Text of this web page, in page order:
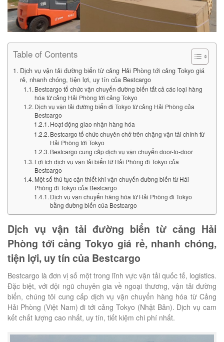
Table of Contents
Dịch vụ vận tải đường biển từ cảng Hải Phòng tới cảng Tokyo giá
rẻ, nhanh chóng, tiện lợi, uy tín của Bestcargo
Bestcargo tổ chức vận chuyển đường biển tất cả các loại hàng
hóa từ cảng Hải Phòng tới cảng Tokyo
Dịch vụ vận tải đường biển đi Tokyo từ cảng Hải Phòng của
Bestcargo
Hoạt động giao nhận hàng hóa
Bestcargo tổ chức chuyên chở trên chặng vận tải chính từ
Hải Phòng tới Tokyo
Bestcargo cung cấp dịch vụ vận chuyển door-to-door
Lợi ích dịch vụ vận tải biển từ Hải Phòng đi Tokyo của
Bestcargo
Một số thủ tục cận thiết khi vận chuyển đường biển từ Hải
Phòng đi Tokyo của Bestcargo
Dịch vụ vận chuyển hàng hóa từ Hải Phòng đi Tokyo
bằng đường biển của Bestcargo
Dịch vụ vận tải đường biển từ cảng Hải
Phòng tới cảng Tokyo giá rẻ, nhanh chóng,
tiện lợi, uy tín của Bestcargo
Bestcargo là đơn vị số một trong lĩnh vực vận tải quốc tế, logistics.
Đặc biệt, với đội ngũ chuyên gia về ngoại thương, vận tải đường
biển, chúng tôi cung cấp dịch vụ vận chuyển hàng hóa từ Cảng
Hải Phòng (Việt Nam) đi tới cảng Tokyo (Nhật Bản). Dịch vụ cam
kết chất lượng cao nhất, uy tín, tiết kiệm chi phí nhất.